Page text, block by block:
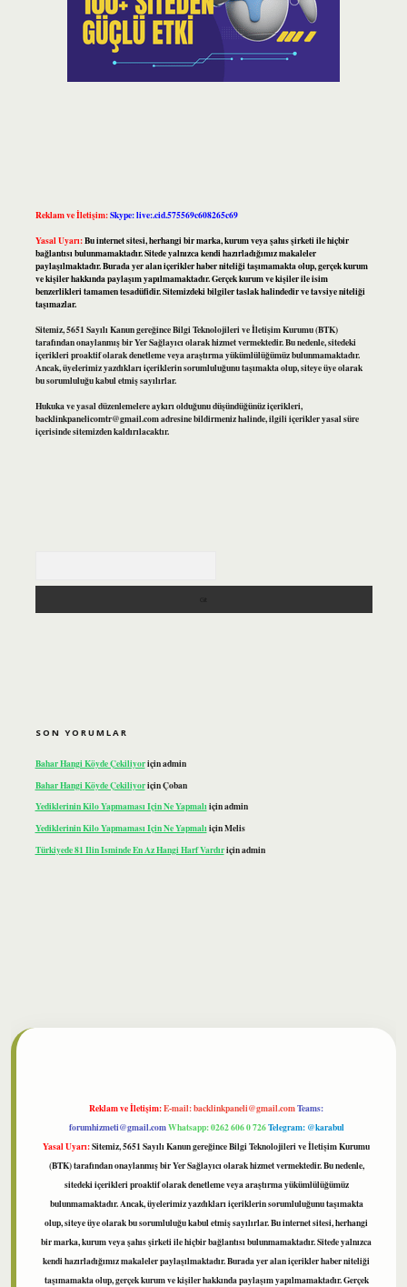
Reklam ve İletişim:Skype: live:.cid.575569c608265c69
Yasal Uyarı:Bu internet sitesi, herhangi bir marka, kurum veya şahıs şirketi ile hiçbir
bağlantısı bulunmamaktadır. Sitede yalnızca kendi hazırladığımız makaleler
paylaşılmaktadır. Burada yer alan içerikler haber niteliği taşımamakta olup, gerçek kurum
ve kişiler hakkında paylaşım yapılmamaktadır. Gerçek kurum ve kişiler ile isim
benzerlikleri tamamen tesadüfidir. Sitemizdeki bilgiler taslak halindedir ve tavsiye niteliği
taşımazlar.
Sitemiz, 5651 Sayılı Kanun gereğince Bilgi Teknolojileri ve İletişim Kurumu (BTK)
tarafından onaylanmış bir Yer Sağlayıcı olarak hizmet vermektedir. Bu nedenle, sitedeki
içerikleri proaktif olarak denetleme veya araştırma yükümlülüğümüz bulunmamaktadır.
Ancak, üyelerimiz yazdıkları içeriklerin sorumluluğunu taşımakta olup, siteye üye olarak
bu sorumluluğu kabul etmiş sayılırlar.
Hukuka ve yasal düzenlemelere aykırı olduğunu düşündüğünüz içerikleri,
backlinkpanelicomtr@gmail.comadresine bildirmeniz halinde, ilgili içerikler yasal süre
içerisinde sitemizden kaldırılacaktır.
SON YORUMLAR
Bahar Hangi Köyde Çekiliyoriçinadmin
Bahar Hangi Köyde ÇekiliyoriçinÇoban
Yediklerinin Kilo Yapmaması Için Ne Yapmalıiçinadmin
Yediklerinin Kilo Yapmaması Için Ne YapmalıiçinMelis
Türkiyede 81 Ilin Isminde En Az Hangi Harf Vardıriçinadmin
Reklam ve İletişim:E-mail:backlinkpaneli@gmail.comTeams:
forumhizmeti@gmail.comWhatsapp: 0262 606 0 726Telegram: @karabul
Yasal Uyarı:Sitemiz, 5651 Sayılı Kanun gereğince Bilgi Teknolojileri ve İletişim Kurumu
(BTK) tarafından onaylanmış bir Yer Sağlayıcı olarak hizmet vermektedir. Bu nedenle,
sitedeki içerikleri proaktif olarak denetleme veya araştırma yükümlülüğümüz
bulunmamaktadır. Ancak, üyelerimiz yazdıkları içeriklerin sorumluluğunu taşımakta
olup, siteye üye olarak bu sorumluluğu kabul etmiş sayılırlar. Bu internet sitesi, herhangi
bir marka, kurum veya şahıs şirketi ile hiçbir bağlantısı bulunmamaktadır. Sitede yalnızca
kendi hazırladığımız makaleler paylaşılmaktadır. Burada yer alan içerikler haber niteliği
taşımamakta olup, gerçek kurum ve kişiler hakkında paylaşım yapılmamaktadır. Gerçek